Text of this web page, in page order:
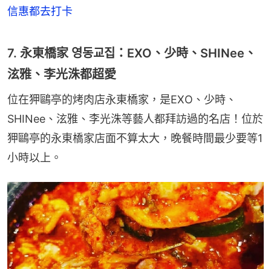
信惠都去打卡
7. 永東橋家 영동교집：EXO、少時、SHINee、
泫雅、李光洙都超愛
位在狎鷗亭的烤肉店永東橋家，是EXO、少時、
SHINee、泫雅、李光洙等藝人都拜訪過的名店！位於
狎鷗亭的永東橋家店面不算太大，晚餐時間最少要等1
小時以上。